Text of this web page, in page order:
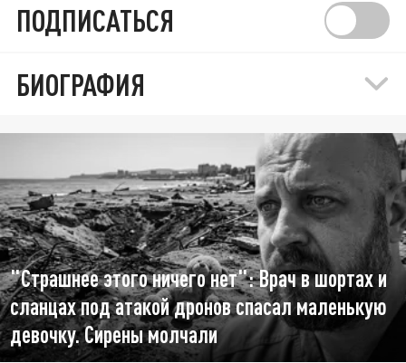
ПОДПИСАТЬСЯ
БИОГРАФИЯ
"Страшнее этого ничего нет": Врач в шортах и
сланцах под атакой дронов спасал маленькую
девочку. Сирены молчали